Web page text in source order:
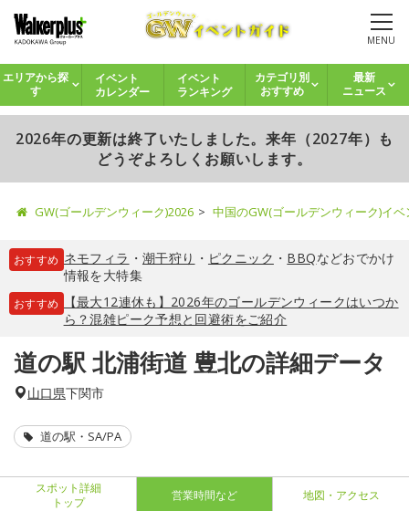
MENU
エリアから探
す
イベント
カレンダー
イベント
ランキング
カテゴリ別
おすすめ
最新
ニュース
2026年の更新は終了いたしました。来年（2027年）も
どうぞよろしくお願いします。
GW(ゴールデンウィーク)2026 中国のGW(ゴールデンウィーク)イ
おすすめ ネモフィラ ・ 潮干狩り ・ ピクニック ・ BBQなどおでかけ
情報を大特集
おすすめ
【最大12連休も】2026年のゴールデンウィークはいつか
ら？混雑ピーク予想と回避術をご紹介
道の駅 北浦街道 豊北の詳細データ
山口県下関市
道の駅・SA/PA
スポット詳細
トップ
営業時間など 地図・アクセス